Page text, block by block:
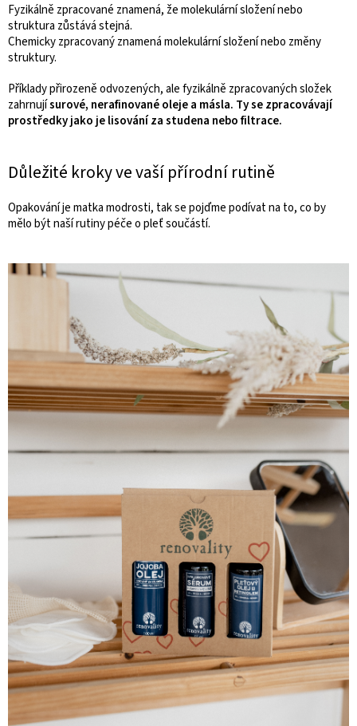
Fyzikálně zpracované znamená, že molekulární složení nebo
struktura zůstává stejná.
Chemicky zpracovaný znamená molekulární složení nebo změny
struktury.
Příklady přirozeně odvozených, ale fyzikálně zpracovaných složek
zahrnujísurové, nerafinované oleje a másla. Ty se zpracovávají
prostředky jako je lisování za studena nebo filtrace.
Důležité kroky ve vaší přírodní rutině
Opakování je matka modrosti, tak se pojďme podívat na to, co by
mělo být naší rutiny péče o pleť součástí.